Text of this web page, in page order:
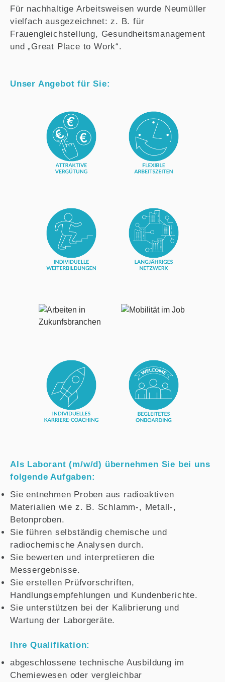
Für nachhaltige Arbeitsweisen wurde Neumüller
vielfach ausgezeichnet: z. B. für
Frauengleichstellung, Gesundheitsmanagement
und „Great Place to Work“.
Unser Angebot für Sie:
Als Laborant (m/w/d) übernehmen Sie bei uns
folgende Aufgaben:
Sie entnehmen Proben aus radioaktiven
Materialien wie z. B. Schlamm-, Metall-,
Betonproben.
Sie führen selbständig chemische und
radiochemische Analysen durch.
Sie bewerten und interpretieren die
Messergebnisse.
Sie erstellen Prüfvorschriften,
Handlungsempfehlungen und Kundenberichte.
Sie unterstützen bei der Kalibrierung und
Wartung der Laborgeräte.
Ihre Qualifikation:
abgeschlossene technische Ausbildung im
Chemiewesen oder vergleichbar